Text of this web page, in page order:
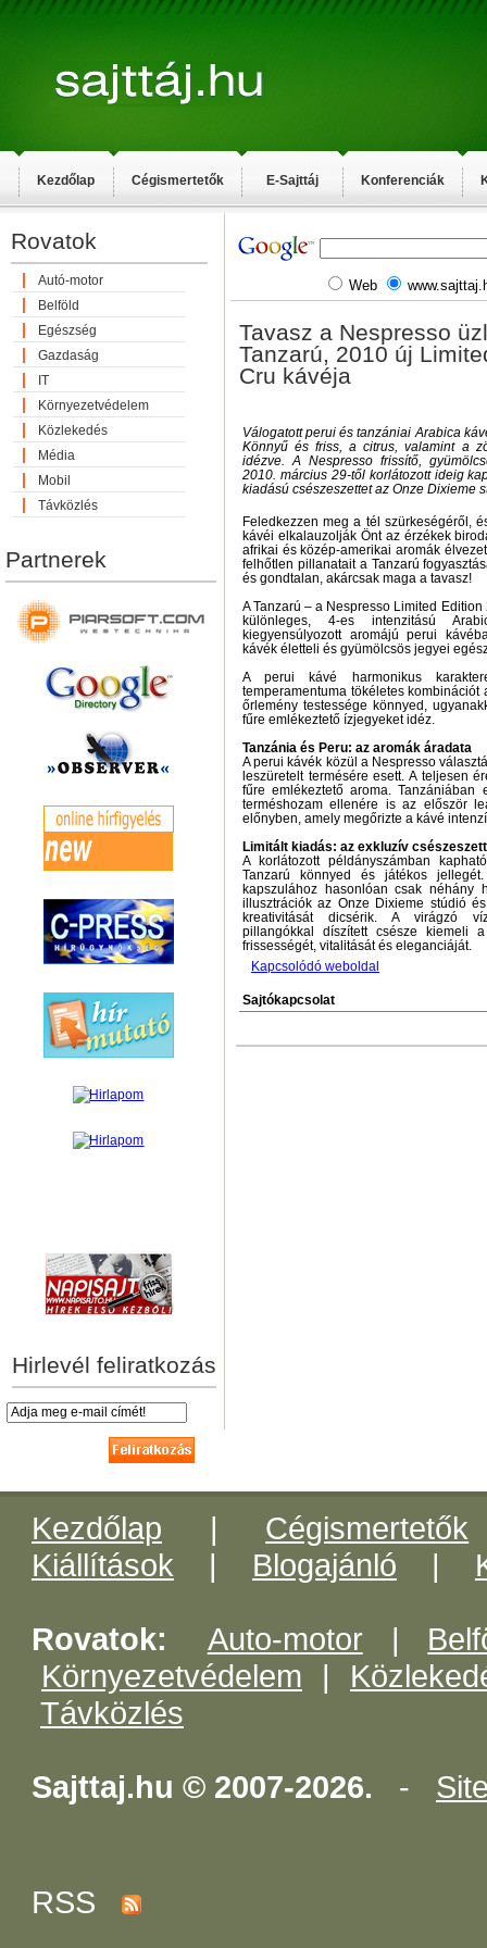
Kezdőlap Cégismertetők E-Sajttáj Konferenciák
Rovatok
Autó-motor
Belföld
Egészség
Gazdaság
IT
Környezetvédelem
Közlekedés
Média
Mobil
Távközlés
Partnerek
Hirlevél feliratkozás
Web
Tavasz a Nespresso
Tanzarú, 2010 új
Cru kávéja
Válogatott perui és tanzániai Arabica
Könnyű és friss, a citrus, valamint a
idézve. A Nespresso frissítő,
2010. március 29-től korlátozott ideig
kiadású csészeszettet az Onze Dixieme
Feledkezzen meg a tél szürkeségéről,
kávéi elkalauzolják Önt az érzékek
afrikai és közép-amerikai aromák
felhőtlen pillanatait a Tanzarú
és gondtalan, akárcsak maga a tavasz!
A Tanzarú – a Nespresso Limited
különleges, 4-es intenzitású
kiegyensúlyozott aromájú perui
kávék életteli és gyümölcsös jegyei
A perui kávé harmonikus
temperamentuma tökéletes kombinációt
őrlemény testessége könnyed,
fűre emlékeztető ízjegyeket idéz.
Tanzánia és Peru: az aromák áradata
A perui kávék közül a Nespresso
leszüretelt termésére esett. A teljesen
fűre emlékeztető aroma. Tanzániában
terméshozam ellenére is az először
előnyben, amely megőrizte a kávé
Limitált kiadás: az exkluzív csészeszett
A korlátozott példányszámban
Tanzarú könnyed és játékos
kapszulához hasonlóan csak néhány
illusztrációk az Onze Dixieme stúdió
kreativitását dicsérik. A virágzó
pillangókkal díszített csésze kiemeli
frissességét, vitalitását és eleganciáját.
Kapcsolódó weboldal
Sajtókapcsolat
Kezdőlap | Cégismertetők
Kiállítások | Blogajánló |
Rovatok: Auto-motor|
Környezetvédelem |
Távközlés
Sajttaj.hu © 2007-2026. -
RSS